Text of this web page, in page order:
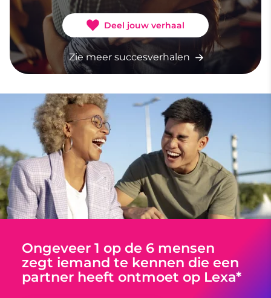
Deel jouw verhaal
Zie meer succesverhalen
Ongeveer 1 op de 6 mensen
zegt iemand te kennen die een
partner heeft ontmoet op Lexa*